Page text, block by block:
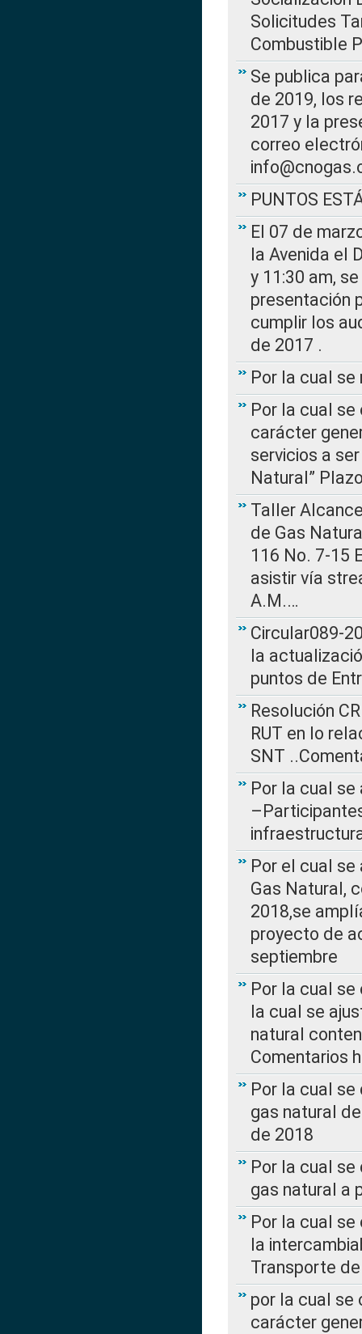
Solicitudes
Combustible
Se publica
de 2019, los
2017 y la
correo
PUNTOS
El 07 de
la Avenida el
y 11:30 am,
presentación
cumplir los
de 2017 .
Por la cual se
Por la cual
carácter
servicios a
Natural”
Taller
de Gas
116 No. 7-15
asistir vía
A.M.…
Circular089-
la
puntos de
Resolución
RUT en lo
SNT
Por la cual se
Por el cual
Gas Natural,
2018,se
proyecto de
septiembre
Por la cual se
la cual se
natural
Comentarios
Por la cual
gas natural
de 2018
Por la cual
gas natural a
Por la cual
la
Transporte
por la cual se
carácter